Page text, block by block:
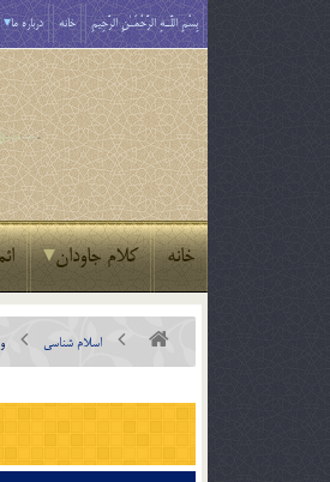
بِسْمِ اللَّـهِ الرَّحْمَـٰنِ الرَّحِيمِ خانه درباره ما
خانه کلام جاودان
اسلام شناسی